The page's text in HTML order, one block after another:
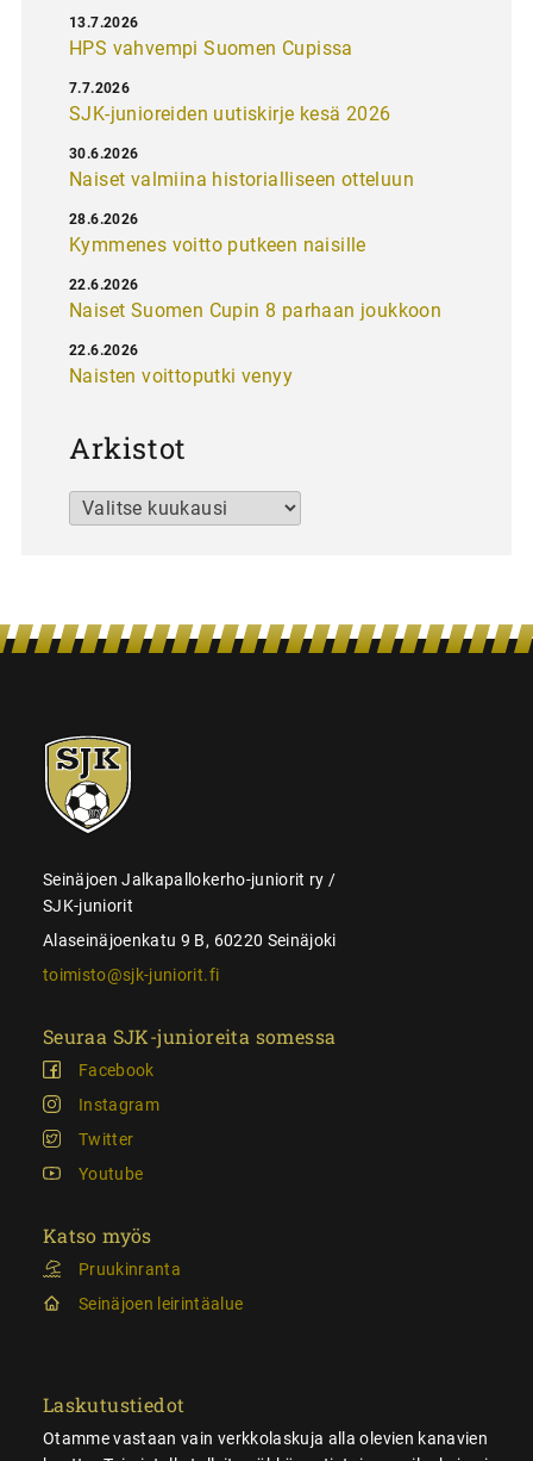
HPS vahvempi Suomen Cupissa
13.7.2026
SJK-junioreiden uutiskirje kesä 2026
7.7.2026
Naiset valmiina historialliseen otteluun
30.6.2026
Kymmenes voitto putkeen naisille
28.6.2026
Naiset Suomen Cupin 8 parhaan joukkoon
22.6.2026
Naisten voittoputki venyy
22.6.2026
Arkistot
Arkistot
SJK-
juniorit
Seinäjoen Jalkapallokerho-juniorit ry /
SJK-juniorit
Alaseinäjoenkatu 9 B, 60220 Seinäjoki
toimisto@sjk-juniorit.fi
Seuraa SJK-junioreita somessa
Facebook
Instagram
Twitter
Youtube
Katso myös
Pruukinranta
Seinäjoen leirintäalue
Laskutustiedot
Otamme vastaan vain verkkolaskuja alla olevien kanavien